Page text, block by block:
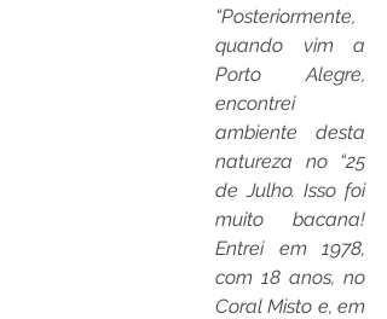
“Posteriormente,
quando vim a
Porto Alegre,
encontrei
ambiente desta
natureza no “25
de Julho. Isso foi
muito bacana!
Entrei em 1978,
com 18 anos, no
Coral Misto e, em